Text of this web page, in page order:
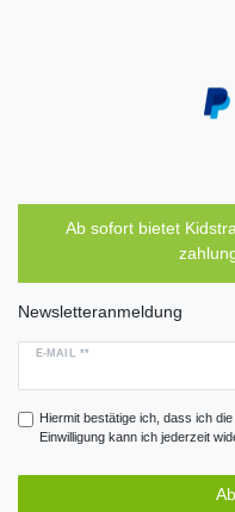
Ab sofort bietet
Newsletteranmeldung
E-MAIL **
Hiermit bestätige ich, dass ich die
Einwilligung kann ich jederzeit